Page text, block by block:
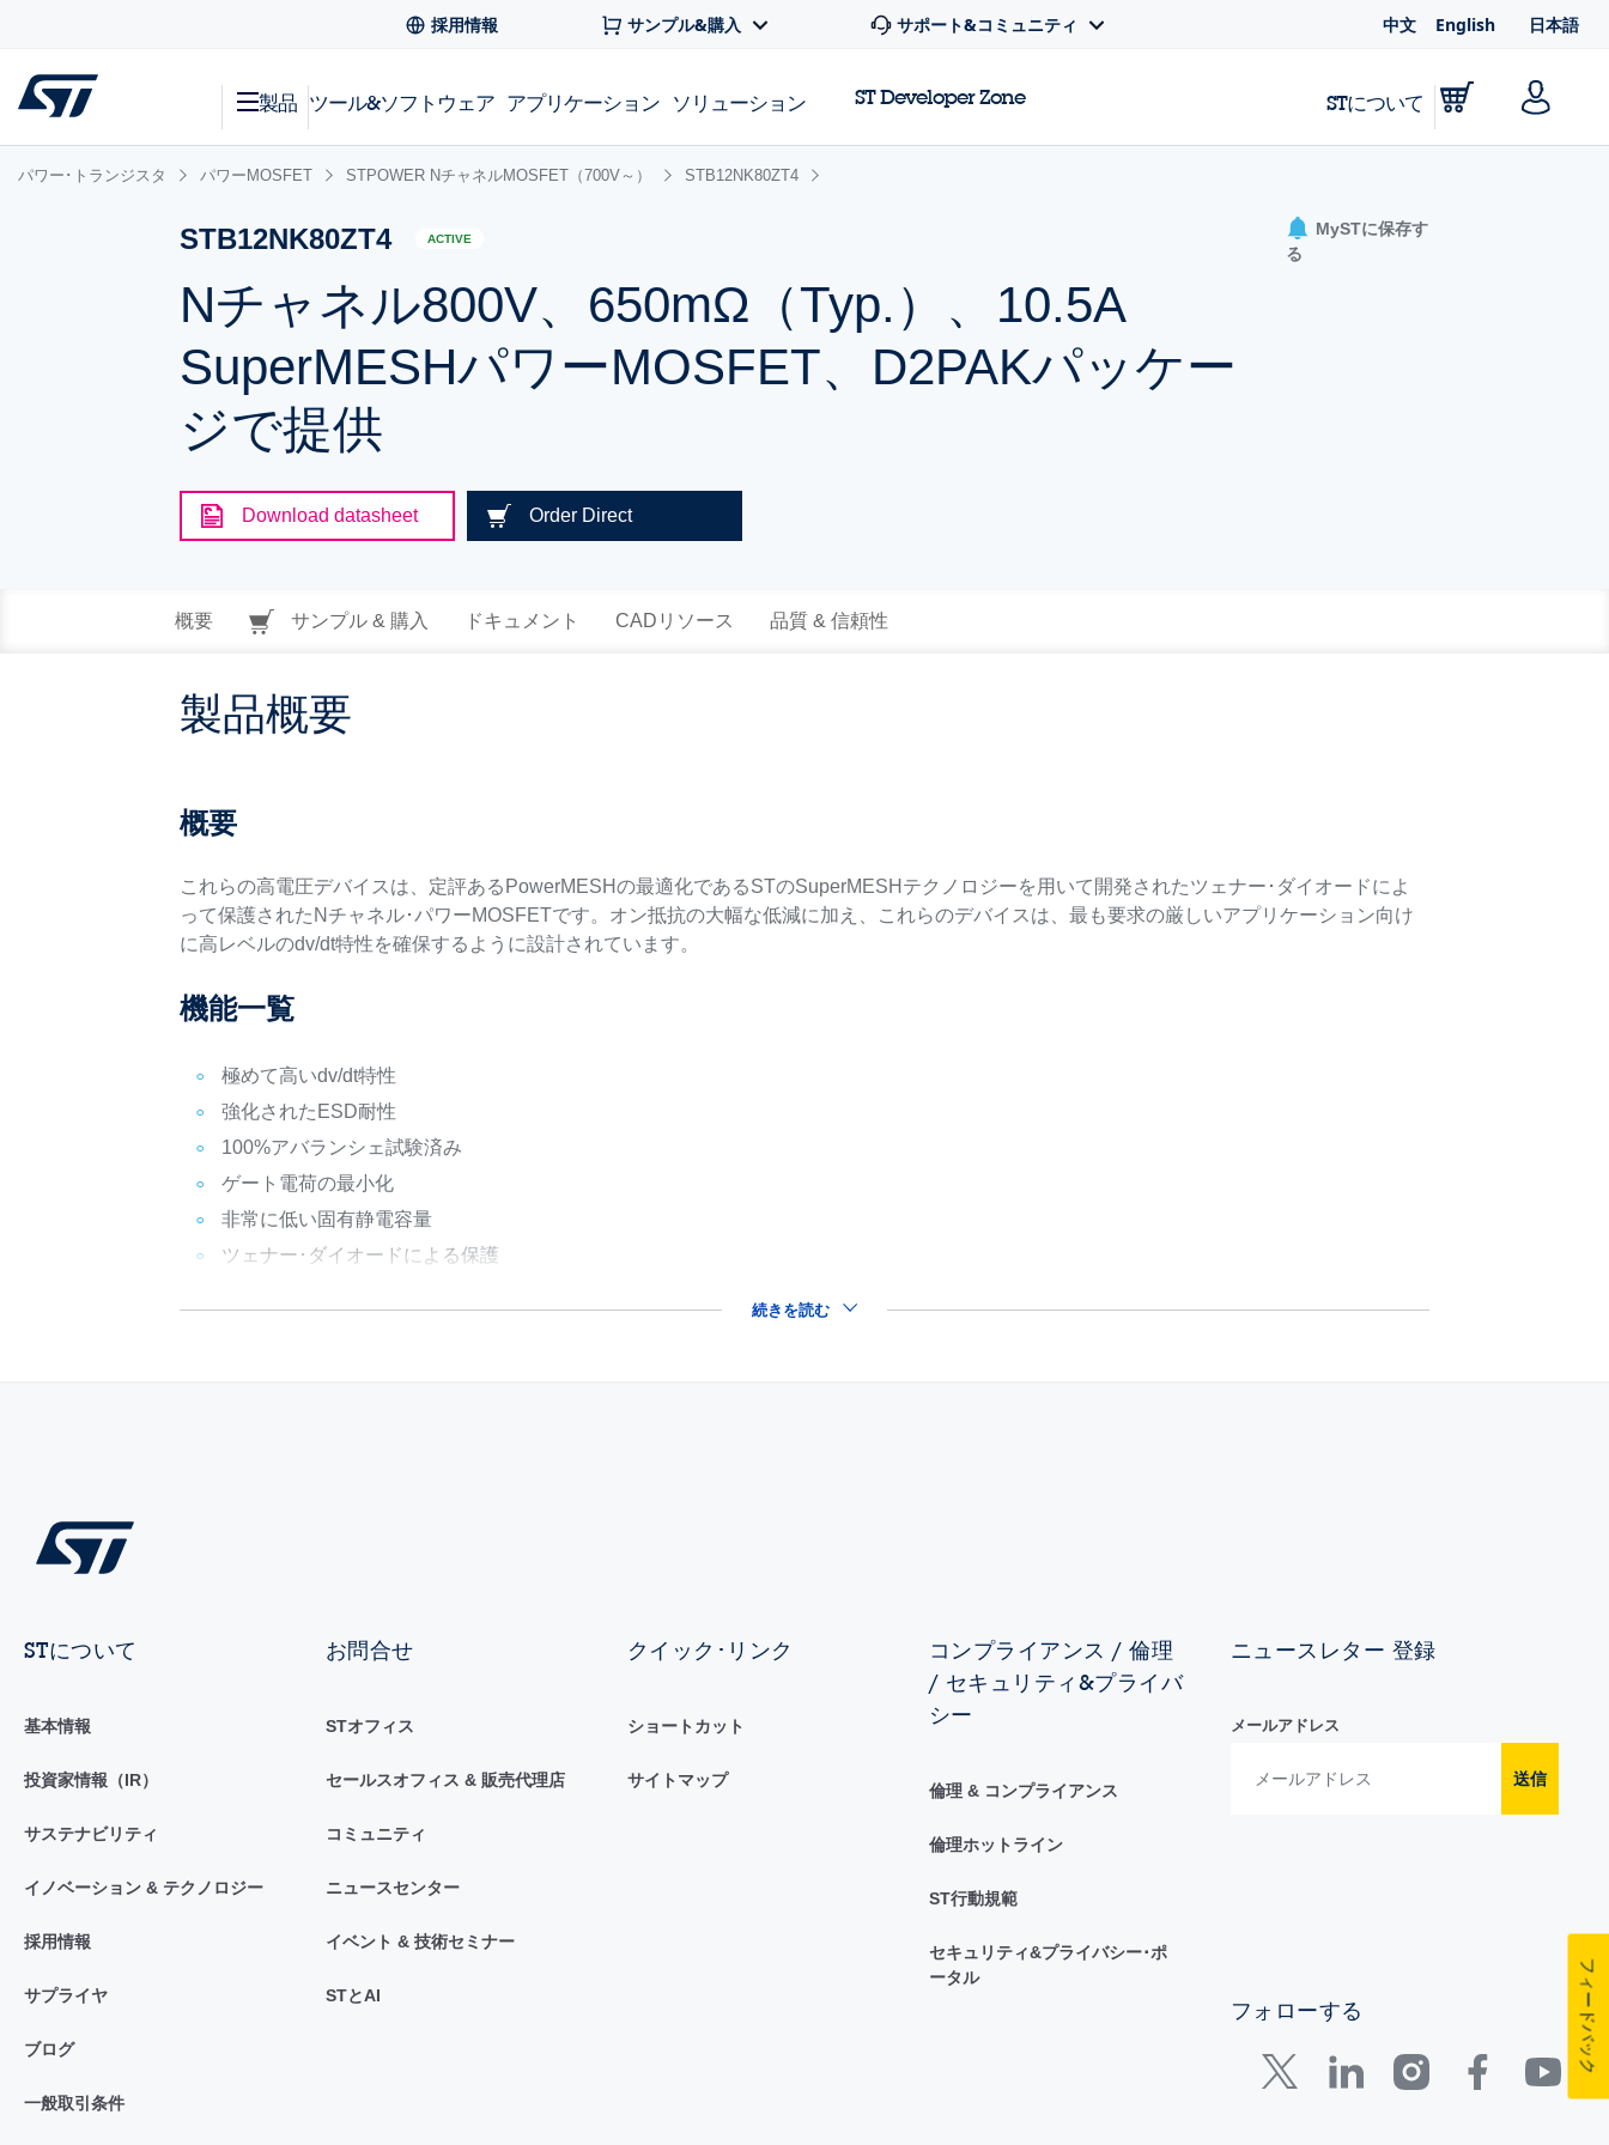
採用情報 サンプル&購入 サポート&コミュニティ 中文 English 日本語
製品 ツール&ソフトウェア アプリケーション ソリューション ST Developer Zone STについて
パワー･トランジスタ パワーMOSFET STPOWER NチャネルMOSFET（700V～） STB12NK80ZT4
STB12NK80ZT4 ACTIVE
Nチャネル800V、650mΩ（Typ.）、10.5A
SuperMESHパワーMOSFET、D2PAKパッケー
ジで提供
MySTに保存す
る
Download datasheet Order Direct
概要 サンプル & 購入 ドキュメント CADリソース 品質 & 信頼性
製品概要
概要
これらの高電圧デバイスは、定評あるPowerMESHの最適化であるSTのSuperMESHテクノロジーを用いて開発されたツェナー･ダイオードによ
って保護されたNチャネル･パワーMOSFETです。オン抵抗の大幅な低減に加え、これらのデバイスは、最も要求の厳しいアプリケーション向け
に高レベルのdv/dt特性を確保するように設計されています。
機能一覧
極めて高いdv/dt特性
強化されたESD耐性
100%アバランシェ試験済み
ゲート電荷の最小化
非常に低い固有静電容量
ツェナー･ダイオードによる保護
続きを読む
STについて
基本情報
投資家情報（IR）
サステナビリティ
イノベーション & テクノロジー
採用情報
サプライヤ
ブログ
一般取引条件
お問合せ
STオフィス
セールスオフィス & 販売代理店
コミュニティ
ニュースセンター
イベント & 技術セミナー
STとAI
クイック･リンク
ショートカット
サイトマップ
コンプライアンス / 倫理
/ セキュリティ&プライバ
シー
倫理 & コンプライアンス
倫理ホットライン
ST行動規範
セキュリティ&プライバシー･ポ
ータル
ニュースレター 登録
メールアドレス
送信
フォローする フィードバック